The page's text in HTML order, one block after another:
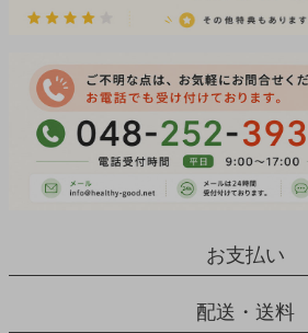
お支払い
配送・送料